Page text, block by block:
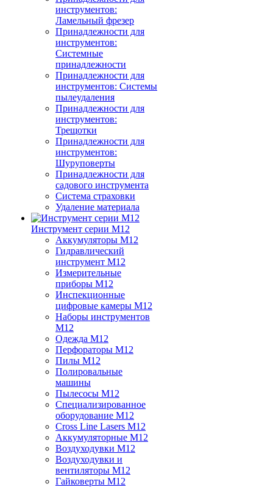
инструментов:
Ламельный фрезер
Принадлежности для
инструментов:
Системные
принадлежности
Принадлежности для
инструментов: Системы
пылеудаления
Принадлежности для
инструментов:
Трещотки
Принадлежности для
инструментов:
Шуруповерты
Принадлежности для
садового инструмента
Система страховки
Удаление материала
Инструмент серии M12
Аккумуляторы M12
Гидравлический
инструмент M12
Измерительные
приборы M12
Инспекционные
цифровые камеры M12
Наборы инструментов
M12
Одежда M12
Перфораторы M12
Пилы M12
Полировальные
машины
Пылесосы M12
Специализированное
оборудование M12
Cross Line Lasers M12
Аккумуляторные M12
Воздуходувки M12
Воздуходувки и
вентиляторы M12
Гайковерты M12